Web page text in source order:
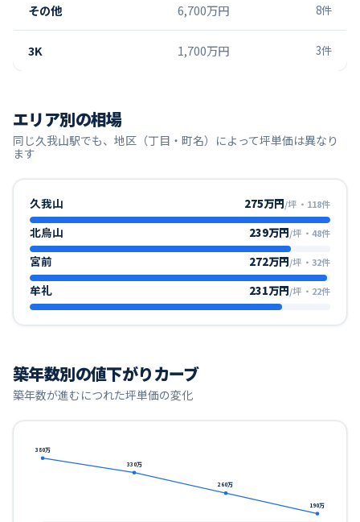
その他 6,700万円 8件
3K 1,700万円 3件
エリア別の相場
同じ久我山駅でも、地区（丁目・町名）によって坪単価は異なり
ます
久我山 275万円/坪 ・ 118件
北烏山 239万円/坪 ・ 48件
宮前 272万円/坪 ・ 32件
牟礼 231万円/坪 ・ 22件
築年数別の値下がりカーブ
築年数が進むにつれた坪単価の変化
380万
330万
260万
190万